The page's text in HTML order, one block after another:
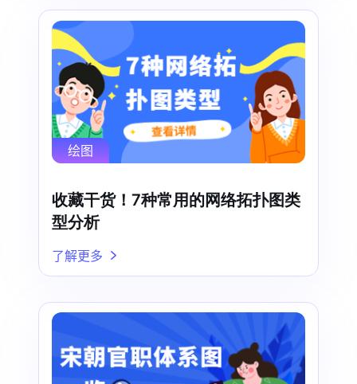
绘图
收藏干货！7种常用的网络拓扑图类
型分析
了解更多